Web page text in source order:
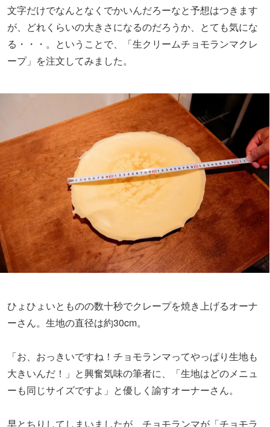
文字だけでなんとなくでかいんだろーなと予想はつきます
が、どれくらいの大きさになるのだろうか、とても気にな
る・・・。ということで、「生クリームチョモランマクレ
ープ」を注文してみました。
ひょひょいとものの数十秒でクレープを焼き上げるオーナ
ーさん。生地の直径は約30cm。
「お、おっきいですね！チョモランマってやっぱり生地も
大きいんだ！」と興奮気味の筆者に、「生地はどのメニュ
ーも同じサイズですよ」と優しく諭すオーナーさん。
早とちりしてしまいましたが、チョモランマが「チョモラ